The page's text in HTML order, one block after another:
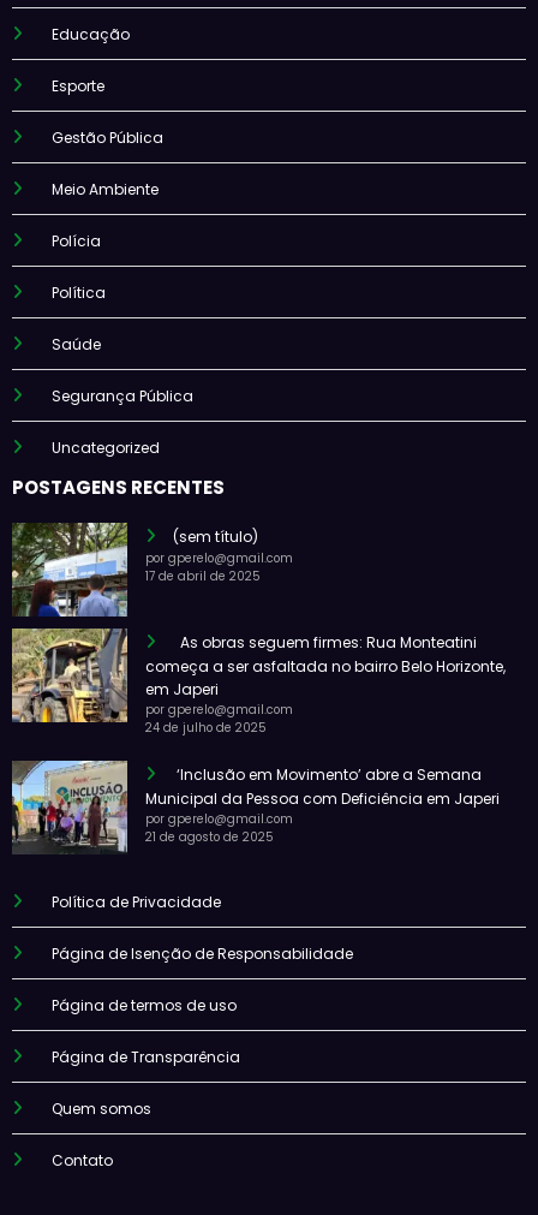
Educação
Esporte
Gestão Pública
Meio Ambiente
Polícia
Política
Saúde
Segurança Pública
Uncategorized
POSTAGENS RECENTES
(sem título)
por gperelo@gmail.com
17 de abril de 2025
As obras seguem firmes: Rua Monteatini
começa a ser asfaltada no bairro Belo Horizonte,
em Japeri
por gperelo@gmail.com
24 de julho de 2025
‘Inclusão em Movimento’ abre a Semana
Municipal da Pessoa com Deficiência em Japeri
por gperelo@gmail.com
21 de agosto de 2025
Política de Privacidade
Página de Isenção de Responsabilidade
Página de termos de uso
Página de Transparência
Quem somos
Contato